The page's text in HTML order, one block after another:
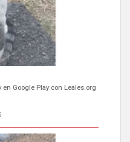
con marca de